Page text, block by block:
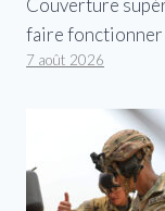
Couverture
faire fonctionner
7 août 2026